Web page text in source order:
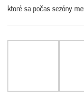
ktoré sa počas sezóny